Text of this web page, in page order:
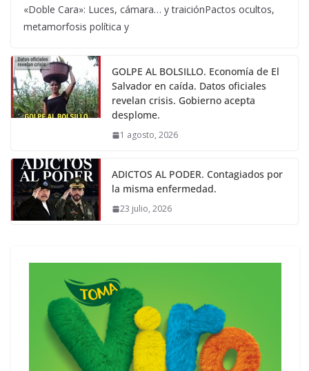
«Doble Cara»: Luces, cámara… y traiciónPactos ocultos,
metamorfosis política y
GOLPE AL BOLSILLO. Economía de El
Salvador en caída. Datos oficiales
revelan crisis. Gobierno acepta
desplome.
1 agosto, 2026
ADICTOS AL PODER. Contagiados por
la misma enfermedad.
23 julio, 2026